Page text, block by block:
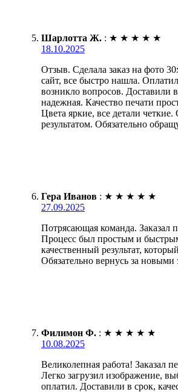
Шарлотта Ж. : ★ ★ ★ ★ ★
18.10.2025
Отзыв. Сделала заказ на фото
сайт, все быстро нашла.
возникло вопросов. Доставили
надежная. Качество печати
Цвета яркие, все детали четкие.
результатом. Обязательно
Гера Иванов : ★ ★ ★ ★ ★
27.09.2025
Потрясающая команда. Заказал
Процесс был простым и
качественный результат,
Обязательно вернусь за новыми
Филимон Ф. : ★ ★ ★ ★ ★
10.08.2025
Великолепная работа! Заказал
Легко загрузил изображение,
оплатил. Доставили в срок,